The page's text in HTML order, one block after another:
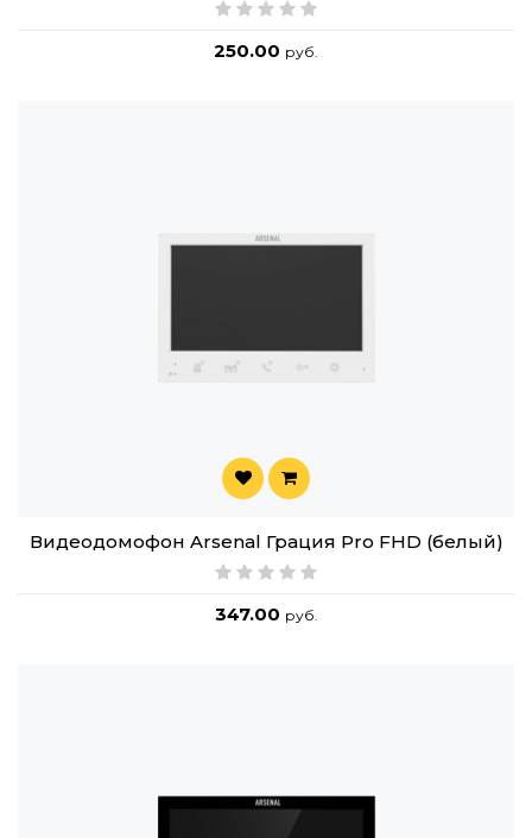
250.00 руб.
Видеодомофон Arsenal Грация Pro FHD (белый)
347.00 руб.